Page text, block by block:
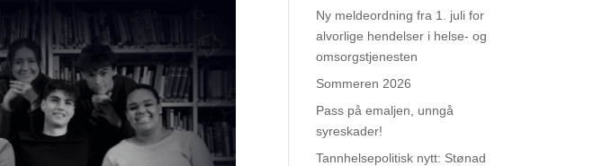
Ny meldeordning fra 1. juli for
alvorlige hendelser i helse- og
omsorgstjenesten
Sommeren 2026
Pass på emaljen, unngå
syreskader!
Tannhelsepolitisk nytt: Stønad